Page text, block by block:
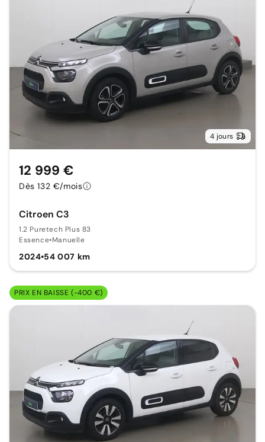
4 jours
Citroen C3
1.2 Puretech Plus 83
Essence•Manuelle
2024•54 007 km
12 999 €
Dès 132 €/mois
PRIX EN BAISSE (-400 €)